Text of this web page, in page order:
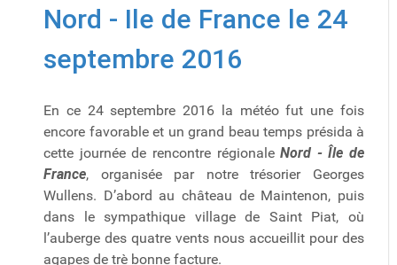
Nord - Ile de France le 24
septembre 2016
En ce 24 septembre 2016 la météo fut une fois
encore favorable et un grand beau temps présida à
cette journée de rencontre régionaleNord - Île de
France, organisée par notre trésorier Georges
Wullens. D’abord au château de Maintenon, puis
dans le sympathique village de Saint Piat, où
l’auberge des quatre vents nous accueillit pour des
agapes de trè bonne facture.